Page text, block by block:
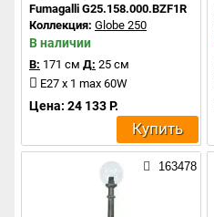
Fumagalli G25.158.000.BZF1R
Коллекция: Globe 250
В наличии
В: 171 см Д: 25 см
E27 x 1 max 60W
Цена: 24 133 Р.
Купить
163478